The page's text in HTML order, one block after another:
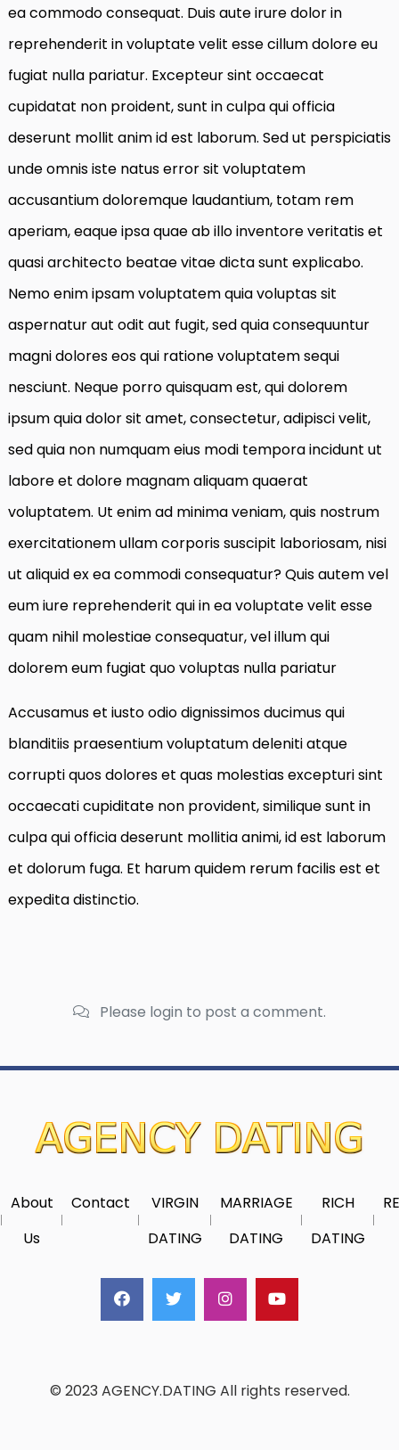
ea commodo consequat. Duis aute irure dolor in
reprehenderit in voluptate velit esse cillum dolore eu
fugiat nulla pariatur. Excepteur sint occaecat
cupidatat non proident, sunt in culpa qui officia
deserunt mollit anim id est laborum. Sed ut perspiciatis
unde omnis iste natus error sit voluptatem
accusantium doloremque laudantium, totam rem
aperiam, eaque ipsa quae ab illo inventore veritatis et
quasi architecto beatae vitae dicta sunt explicabo.
Nemo enim ipsam voluptatem quia voluptas sit
aspernatur aut odit aut fugit, sed quia consequuntur
magni dolores eos qui ratione voluptatem sequi
nesciunt. Neque porro quisquam est, qui dolorem
ipsum quia dolor sit amet, consectetur, adipisci velit,
sed quia non numquam eius modi tempora incidunt ut
labore et dolore magnam aliquam quaerat
voluptatem. Ut enim ad minima veniam, quis nostrum
exercitationem ullam corporis suscipit laboriosam, nisi
ut aliquid ex ea commodi consequatur? Quis autem vel
eum iure reprehenderit qui in ea voluptate velit esse
quam nihil molestiae consequatur, vel illum qui
dolorem eum fugiat quo voluptas nulla pariatur
Accusamus et iusto odio dignissimos ducimus qui
blanditiis praesentium voluptatum deleniti atque
corrupti quos dolores et quas molestias excepturi sint
occaecati cupiditate non provident, similique sunt in
culpa qui officia deserunt mollitia animi, id est laborum
et dolorum fuga. Et harum quidem rerum facilis est et
expedita distinctio.
Please login to post a comment.
About
Us
Contact
VIRGIN
DATING
MARRIAGE
DATING
RICH
DATING
© 2023 AGENCY.DATING All rights reserved.